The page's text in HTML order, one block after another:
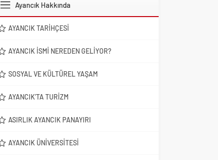
DOLAR
Ayancık Hakkında
AYANCIK TARIHÇESI
AYANCIK İSMI NEREDEN GELIYOR?
SOSYAL VE KÜLTÜREL YAŞAM
AYANCIK’TA TURIZM
ASIRLIK AYANCIK PANAYIRI
AYANCIK ÜNIVERSITESI